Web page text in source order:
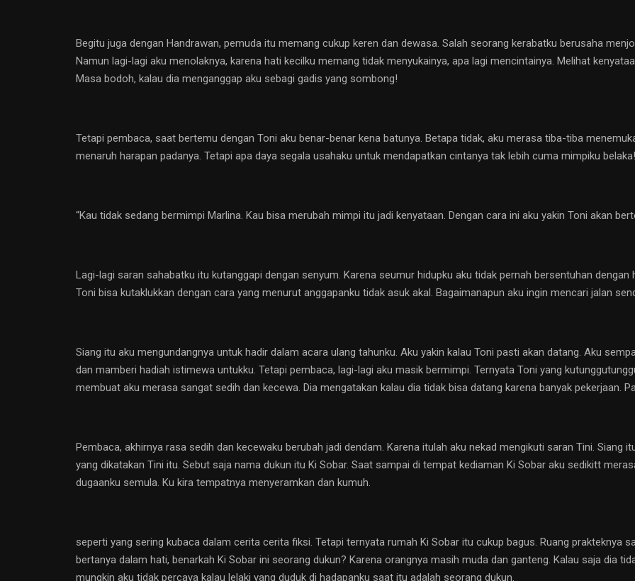
Begitu juga dengan Handrawan, pemuda itu memang cukup keren dan dewasa. Salah seorang kerabatku berusaha
Namun lagi-lagi aku menolaknya, karena hati kecilku memang tidak menyukainya, apa lagi mencintainya. Melihat
Masa bodoh, kalau dia menganggap aku sebagi gadis yang sombong!
Tetapi pembaca, saat bertemu dengan Toni aku benar-benar kena batunya. Betapa tidak, aku merasa tiba-tiba
menaruh harapan padanya. Tetapi apa daya segala usahaku untuk mendapatkan cintanya tak lebih cuma mimpiku belaka!
“Kau tidak sedang bermimpi Marlina. Kau bisa merubah mimpi itu jadi kenyataan. Dengan cara ini aku yakin Toni akan
Lagi-lagi saran sahabatku itu kutanggapi dengan senyum. Karena seumur hidupku aku tidak pernah bersentuhan
Toni bisa kutaklukkan dengan cara yang menurut anggapanku tidak asuk akal. Bagaimanapun aku ingin mencari jalan
Siang itu aku mengundangnya untuk hadir dalam acara ulang tahunku. Aku yakin kalau Toni pasti akan datang. Aku
dan mamberi hadiah istimewa untukku. Tetapi pembaca, lagi-lagi aku masik bermimpi. Ternyata Toni yang
membuat aku merasa sangat sedih dan kecewa. Dia mengatakan kalau dia tidak bisa datang karena banyak pekerjaan.
Pembaca, akhirnya rasa sedih dan kecewaku berubah jadi dendam. Karena itulah aku nekad mengikuti saran Tini. Siang
yang dikatakan Tini itu. Sebut saja nama dukun itu Ki Sobar. Saat sampai di tempat kediaman Ki Sobar aku sedikitt
dugaanku semula. Ku kira tempatnya menyeramkan dan kumuh.
seperti yang sering kubaca dalam cerita cerita fiksi. Tetapi ternyata rumah Ki Sobar itu cukup bagus. Ruang prakteknya
bertanya dalam hati, benarkah Ki Sobar ini seorang dukun? Karena orangnya masih muda dan ganteng. Kalau saja dia
mungkin aku tidak percaya kalau lelaki yang duduk di hadapanku saat itu adalah seorang dukun.